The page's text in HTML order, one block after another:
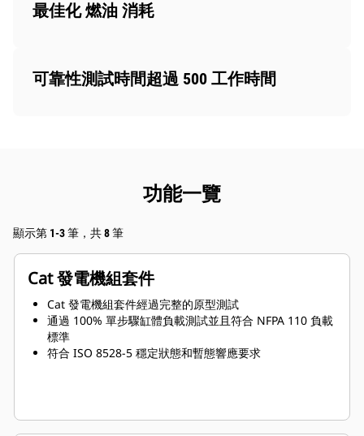
最佳化 燃油 消耗
可靠性測試時間超過 500 工作時間
功能一覽
顯示第 1-3 筆，共 8 筆
Cat 發電機組套件
Cat 發電機組套件經過完整的原型測試
通過 100% 單步驟缸體負載測試並且符合 NFPA 110 負載
標準
符合 ISO 8528-5 穩定狀態和暫態響應要求